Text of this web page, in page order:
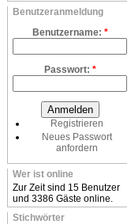
Benutzeranmeldung
Benutzername: *
Passwort: *
Registrieren
Neues Passwort
anfordern
Wer ist online
Zur Zeit sind 15 Benutzer
und 3386 Gäste online.
Stichwörter